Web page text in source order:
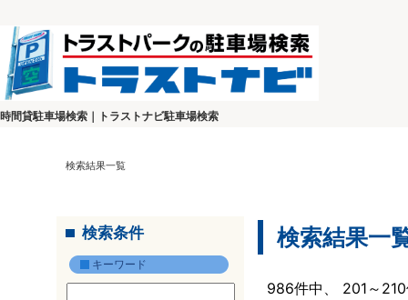
時間貸駐車場検索｜トラストナビ駐車場検索
検索結果一覧
検索条件
キーワード
検索結果一
986件中、 201～